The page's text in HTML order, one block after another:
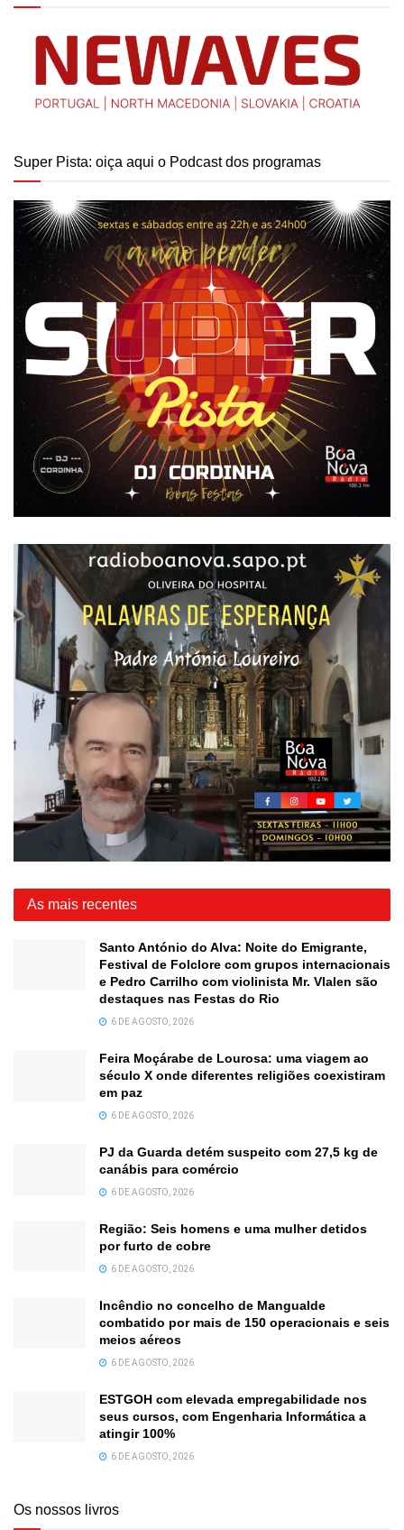
Super Pista: oiça aqui o Podcast dos programas
As mais recentes
Santo António do Alva: Noite do Emigrante,
Festival de Folclore com grupos internacionais
e Pedro Carrilho com violinista Mr. Vlalen são
destaques nas Festas do Rio
6 DE AGOSTO, 2026
Feira Moçárabe de Lourosa: uma viagem ao
século X onde diferentes religiões coexistiram
em paz
6 DE AGOSTO, 2026
PJ da Guarda detém suspeito com 27,5 kg de
canábis para comércio
6 DE AGOSTO, 2026
Região: Seis homens e uma mulher detidos
por furto de cobre
6 DE AGOSTO, 2026
Incêndio no concelho de Mangualde
combatido por mais de 150 operacionais e seis
meios aéreos
6 DE AGOSTO, 2026
ESTGOH com elevada empregabilidade nos
seus cursos, com Engenharia Informática a
atingir 100%
6 DE AGOSTO, 2026
Os nossos livros